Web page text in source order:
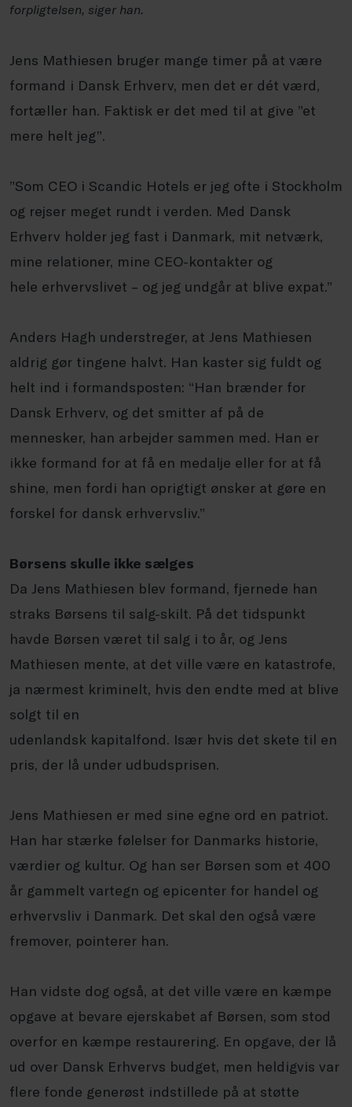
forpligtelsen, siger han.
Jens Mathiesen bruger mange timer på at være
formand i Dansk Erhverv, men det er dét værd,
fortæller han. Faktisk er det med til at give ”et
mere helt jeg”.
”Som CEO i Scandic Hotels er jeg ofte i Stockholm
og rejser meget rundt i verden. Med Dansk
Erhverv holder jeg fast i Danmark, mit netværk,
mine relationer, mine CEO-kontakter og
hele erhvervslivet – og jeg undgår at blive expat.”
Anders Hagh understreger, at Jens Mathiesen
aldrig gør tingene halvt. Han kaster sig fuldt og
helt ind i formandsposten: “Han brænder for
Dansk Erhverv, og det smitter af på de
mennesker, han arbejder sammen med. Han er
ikke formand for at få en medalje eller for at få
shine, men fordi han oprigtigt ønsker at gøre en
forskel for dansk erhvervsliv.”
Børsens skulle ikke sælges
Da Jens Mathiesen blev formand, fjernede han
straks Børsens til salg-skilt. På det tidspunkt
havde Børsen været til salg i to år, og Jens
Mathiesen mente, at det ville være en katastrofe,
ja nærmest kriminelt, hvis den endte med at blive
solgt til en
udenlandsk kapitalfond. Især hvis det skete til en
pris, der lå under udbudsprisen.
Jens Mathiesen er med sine egne ord en patriot.
Han har stærke følelser for Danmarks historie,
værdier og kultur. Og han ser Børsen som et 400
år gammelt vartegn og epicenter for handel og
erhvervsliv i Danmark. Det skal den også være
fremover, pointerer han.
Han vidste dog også, at det ville være en kæmpe
opgave at bevare ejerskabet af Børsen, som stod
overfor en kæmpe restaurering. En opgave, der lå
ud over Dansk Erhvervs budget, men heldigvis var
flere fonde generøst indstillede på at støtte